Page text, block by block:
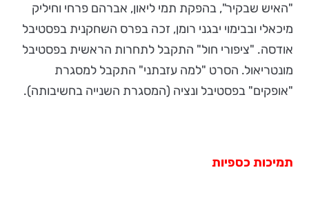
"האיש שבקיר", בהפקת תמי ליאון, אברהם פרחי וחיליק
מיכאלי ובבימוי יבגני רומן, זכה בפרס השחקנית בפסטיבל
אודסה. "ציפורי חול" התקבל לתחרות הראשית בפסטיבל
מונטריאול. הסרט "למה עזבתני" התקבל למסגרת
"אופקים" בפסטיבל ונציה (המסגרת השנייה בחשיבותה).
תמיכות כספיות